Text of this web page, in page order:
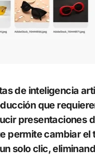
que
presentaciones
permite cambiar el
solo clic,